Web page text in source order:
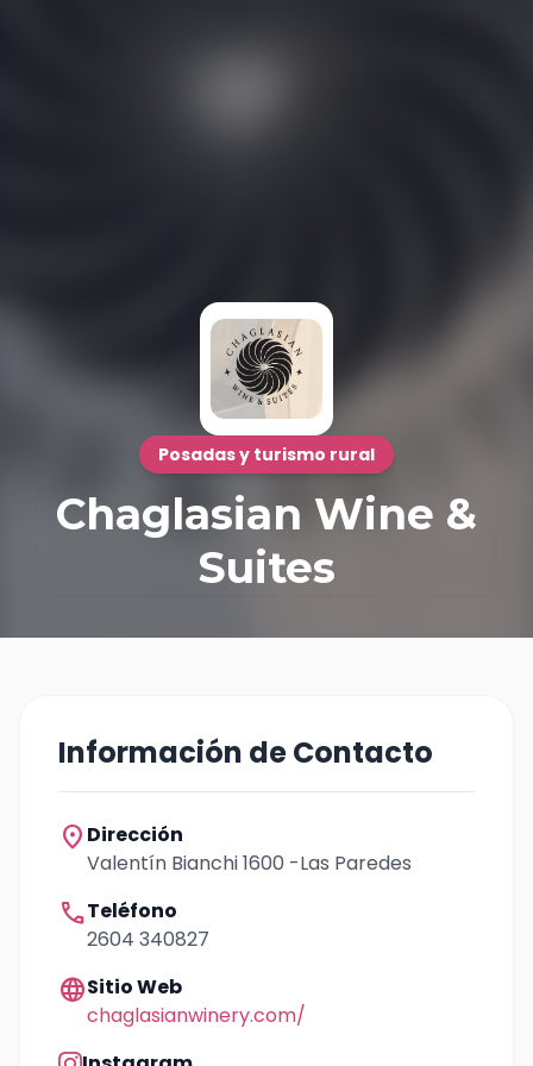
Posadas y turismo rural
Chaglasian Wine &
Suites
Información de Contacto
location_on Dirección
Valentín Bianchi 1600 -Las Paredes
callTeléfono
2604 340827
languageSitio Web
chaglasianwinery.com/